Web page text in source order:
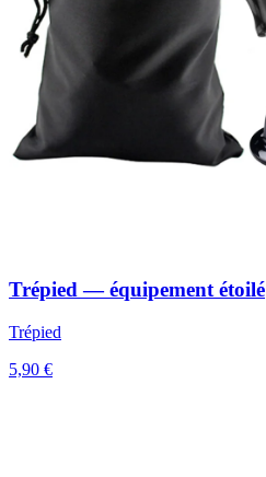
Trépied — équipement étoilé
Trépied
5,90 €